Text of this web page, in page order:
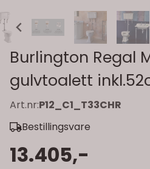
Burlington Regal
gulvtoalett
Art.nr:P12_C1_T33CHR
Bestillingsvare
13.405,-